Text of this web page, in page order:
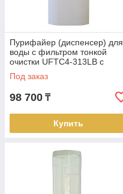
Пурифайер (диспенсер) для
воды с фильтром тонкой
очистки UFTC4-313LB с
компрессорным
охлаждением
Под заказ
98 700 ₸
Купить